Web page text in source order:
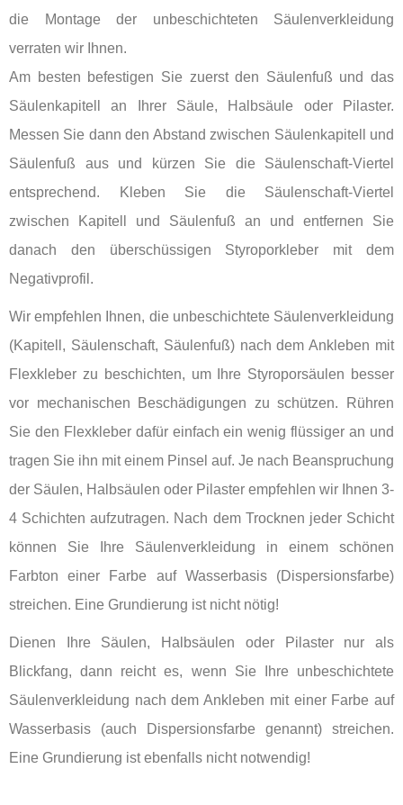
die Montage der unbeschichteten Säulenverkleidung
verraten wir Ihnen.
Am besten befestigen Sie zuerst den Säulenfuß und das
Säulenkapitell an Ihrer Säule, Halbsäule oder Pilaster.
Messen Sie dann den Abstand zwischen Säulenkapitell und
Säulenfuß aus und kürzen Sie die Säulenschaft-Viertel
entsprechend. Kleben Sie die Säulenschaft-Viertel
zwischen Kapitell und Säulenfuß an und entfernen Sie
danach den überschüssigen Styroporkleber mit dem
Negativprofil.
Wir empfehlen Ihnen, die unbeschichtete Säulenverkleidung
(Kapitell, Säulenschaft, Säulenfuß) nach dem Ankleben mit
Flexkleber zu beschichten, um Ihre Styroporsäulen besser
vor mechanischen Beschädigungen zu schützen. Rühren
Sie den Flexkleber dafür einfach ein wenig flüssiger an und
tragen Sie ihn mit einem Pinsel auf. Je nach Beanspruchung
der Säulen, Halbsäulen oder Pilaster empfehlen wir Ihnen 3-
4 Schichten aufzutragen. Nach dem Trocknen jeder Schicht
können Sie Ihre Säulenverkleidung in einem schönen
Farbton einer Farbe auf Wasserbasis (Dispersionsfarbe)
streichen. Eine Grundierung ist nicht nötig!
Dienen Ihre Säulen, Halbsäulen oder Pilaster nur als
Blickfang, dann reicht es, wenn Sie Ihre unbeschichtete
Säulenverkleidung nach dem Ankleben mit einer Farbe auf
Wasserbasis (auch Dispersionsfarbe genannt) streichen.
Eine Grundierung ist ebenfalls nicht notwendig!